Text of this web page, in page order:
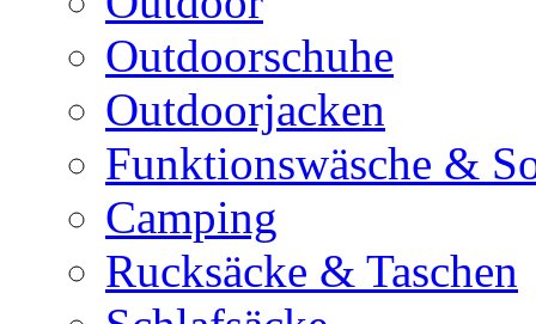
Outdoorschuhe
Outdoorjacken
Funktionswäsche &
Camping
Rucksäcke & Taschen